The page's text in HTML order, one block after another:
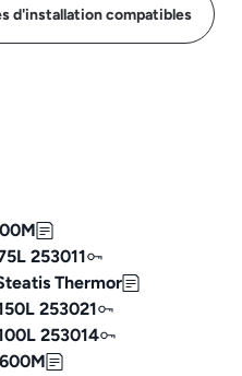
d'installation compatibles
253011
Thermor
253021
253014